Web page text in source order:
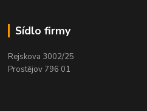
Sídlo firmy
Rejskova 3002/25
Prostějov 796 01